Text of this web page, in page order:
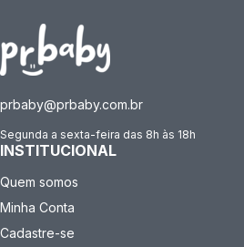
prbaby@prbaby.com.br
Segunda a sexta-feira das 8h às 18h
INSTITUCIONAL
Quem somos
Minha Conta
Cadastre-se